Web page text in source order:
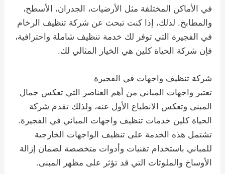
في الأماكن المختلفة مثل الأرضيات، الجدران، الأسطح،
والمطابخ. لذلك، إذا كنت تبحث عن شركة تنظيف الرخام
في الفجيرة التي توفر لك خدمة تنظيف شاملة واحترافية،
فإن شركة الحياة كلين هي الخيار المثالي لك.
شركة تنظيف واجهات في الفجيرة
تعتبر واجهات المباني من أهم العناصر التي تعكس جمال
المبنى وتعكس الانطباع الأول عنه، ولذلك تقدم شركة
الحياة كلين خدمات تنظيف واجهات المباني في الفجيرة.
تشتمل هذه الخدمة على تنظيف الواجهات الخارجية
للمباني باستخدام تقنيات وأدوات متخصصة لضمان إزالة
الأوساخ والملوثات التي قد تؤثر على مظهر المبنى.